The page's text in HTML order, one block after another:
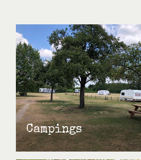
Campings